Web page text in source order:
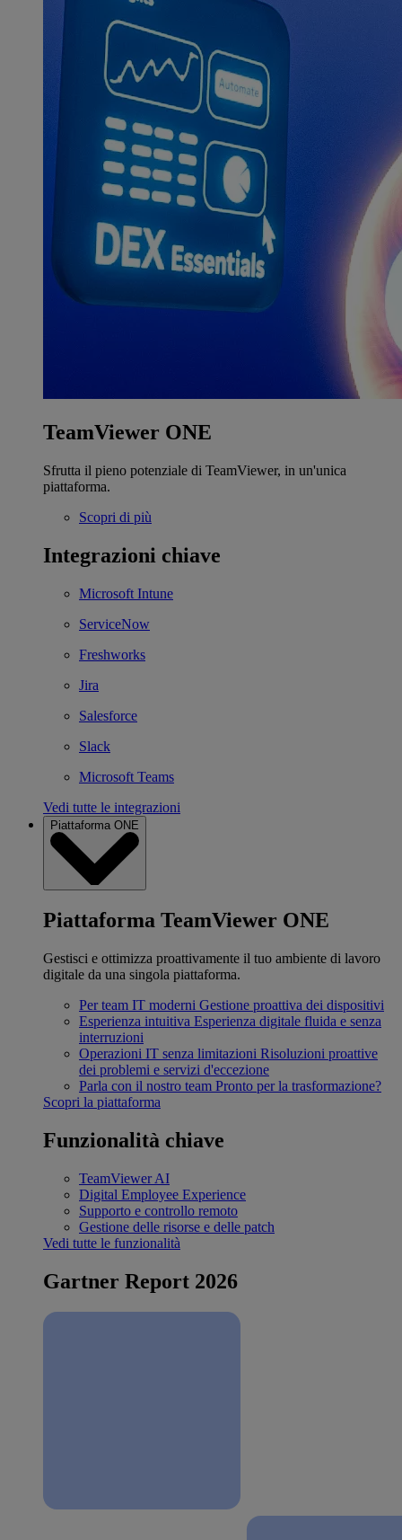
TeamViewer ONE
Sfrutta il pieno potenziale di TeamViewer, in un'unica
piattaforma.
Scopri di più
Integrazioni chiave
Microsoft Intune
ServiceNow
Freshworks
Jira
Salesforce
Slack
Microsoft Teams
Vedi tutte le integrazioni
Piattaforma ONE
Piattaforma TeamViewer ONE
Gestisci e ottimizza proattivamente il tuo ambiente di lavoro
digitale da una singola piattaforma.
Per team IT moderni Gestione proattiva dei dispositivi
Esperienza intuitiva Esperienza digitale fluida e senza
interruzioni
Operazioni IT senza limitazioni Risoluzioni proattive
dei problemi e servizi d'eccezione
Parla con il nostro team Pronto per la trasformazione?
Scopri la piattaforma
Funzionalità chiave
TeamViewer AI
Digital Employee Experience
Supporto e controllo remoto
Gestione delle risorse e delle patch
Vedi tutte le funzionalità
Gartner Report 2026